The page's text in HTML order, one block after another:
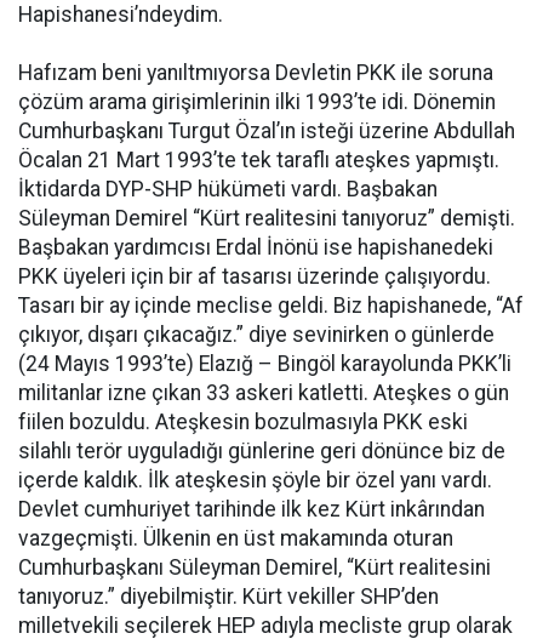
Hapishanesi’ndeydim.
Hafızam beni yanıltmıyorsa Devletin PKK ile soruna
çözüm arama girişimlerinin ilki 1993’te idi. Dönemin
Cumhurbaşkanı Turgut Özal’ın isteği üzerine Abdullah
Öcalan 21 Mart 1993’te tek taraflı ateşkes yapmıştı.
İktidarda DYP-SHP hükümeti vardı. Başbakan
Süleyman Demirel “Kürt realitesini tanıyoruz” demişti.
Başbakan yardımcısı Erdal İnönü ise hapishanedeki
PKK üyeleri için bir af tasarısı üzerinde çalışıyordu.
Tasarı bir ay içinde meclise geldi. Biz hapishanede, “Af
çıkıyor, dışarı çıkacağız.” diye sevinirken o günlerde
(24 Mayıs 1993’te) Elazığ – Bingöl karayolunda PKK’li
militanlar izne çıkan 33 askeri katletti. Ateşkes o gün
fiilen bozuldu. Ateşkesin bozulmasıyla PKK eski
silahlı terör uyguladığı günlerine geri dönünce biz de
içerde kaldık. İlk ateşkesin şöyle bir özel yanı vardı.
Devlet cumhuriyet tarihinde ilk kez Kürt inkârından
vazgeçmişti. Ülkenin en üst makamında oturan
Cumhurbaşkanı Süleyman Demirel, “Kürt realitesini
tanıyoruz.” diyebilmiştir. Kürt vekiller SHP’den
milletvekili seçilerek HEP adıyla mecliste grup olarak